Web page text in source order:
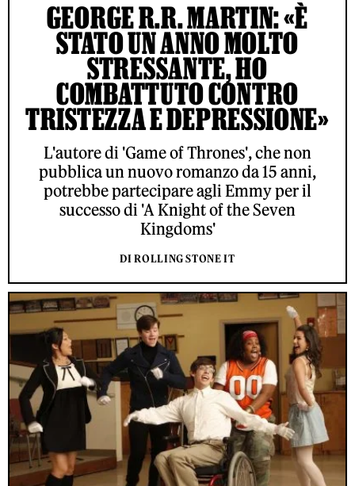
GEORGE R.R. MARTIN: «È
STATO UN ANNO MOLTO
STRESSANTE, HO
COMBATTUTO CONTRO
TRISTEZZA E DEPRESSIONE»
L'autore di 'Game of Thrones', che non
pubblica un nuovo romanzo da 15 anni,
potrebbe partecipare agli Emmy per il
successo di 'A Knight of the Seven
Kingdoms'
DI ROLLING STONE IT